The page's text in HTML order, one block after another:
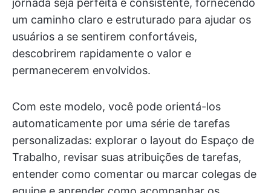
jornada seja perfeita e consistente, fornecendo
um caminho claro e estruturado para ajudar os
usuários a se sentirem confortáveis,
descobrirem rapidamente o valor e
permanecerem envolvidos.
Com este modelo, você pode orientá-los
automaticamente por uma série de tarefas
personalizadas: explorar o layout do Espaço de
Trabalho, revisar suas atribuições de tarefas,
entender como comentar ou marcar colegas de